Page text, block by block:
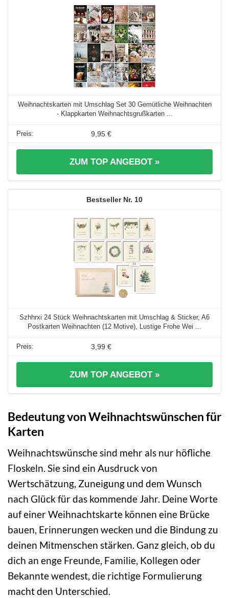
Weihnachtskarten mit Umschlag Set 30 Gemütliche Weihnachten
- Klappkarten Weihnachtsgrußkarten ...
9,95 €
ZUM TOP ANGEBOT »
10
Szhhrxi 24 Stück Weihnachtskarten mit Umschlag & Sticker, A6
Postkarten Weihnachten (12 Motive), Lustige Frohe Wei ...
3,99 €
ZUM TOP ANGEBOT »
Bedeutung von Weihnachtswünschen für
Karten
Weihnachtswünsche sind mehr als nur höfliche
Floskeln. Sie sind ein Ausdruck von
Wertschätzung, Zuneigung und dem Wunsch
nach Glück für das kommende Jahr. Deine Worte
auf einer Weihnachtskarte können eine Brücke
bauen, Erinnerungen wecken und die Bindung zu
deinen Mitmenschen stärken. Ganz gleich, ob du
dich an enge Freunde, Familie, Kollegen oder
Bekannte wendest, die richtige Formulierung
macht den Unterschied.